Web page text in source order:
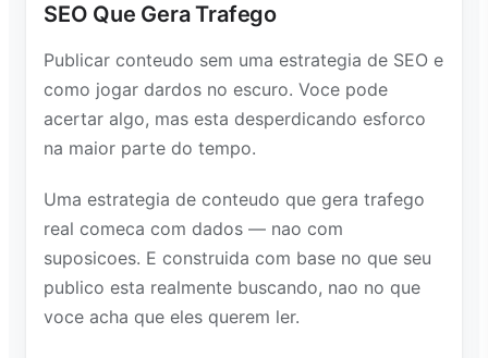
SEO Que Gera Trafego
Publicar conteudo sem uma estrategia de SEO e
como jogar dardos no escuro. Voce pode
acertar algo, mas esta desperdicando esforco
na maior parte do tempo.
Uma estrategia de conteudo que gera trafego
real comeca com dados — nao com
suposicoes. E construida com base no que seu
publico esta realmente buscando, nao no que
voce acha que eles querem ler.